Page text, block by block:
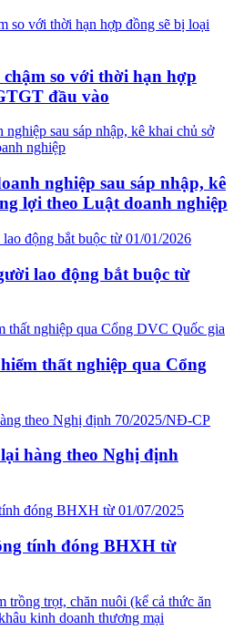
so với thời hạn hợp
đầu vào
nghiệp sau sáp nhập, kê
lợi theo Luật doanh nghiệp
lao động bắt buộc từ
thất nghiệp qua Cổng
hàng theo Nghị định
tính đóng BHXH từ